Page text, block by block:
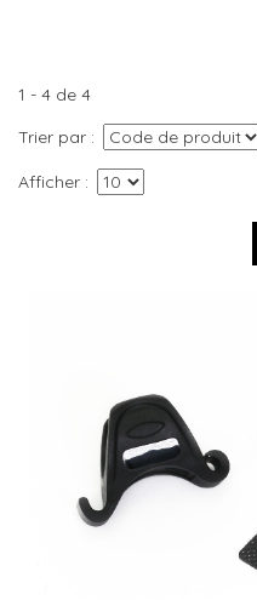
1 - 4 de 4
Trier par
Afficher